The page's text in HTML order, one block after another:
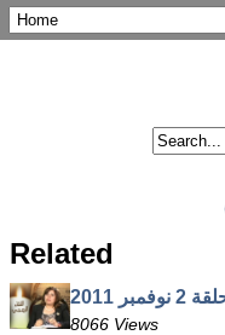
Related
2011
8066 Views